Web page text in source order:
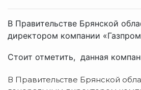
В Правительстве Брянской
директором компании
Стоит отметить, данная
В Правительстве Брянской